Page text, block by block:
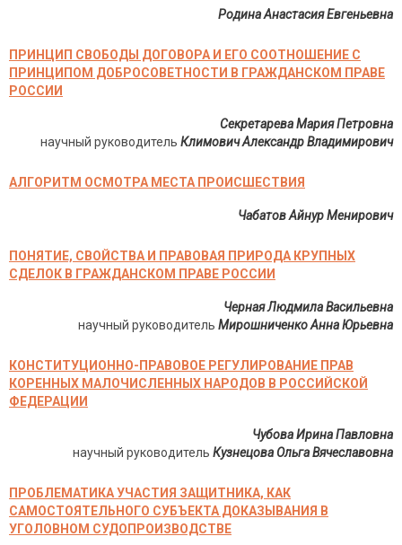
Родина Анастасия Евгеньевна
ПРИНЦИП СВОБОДЫ ДОГОВОРА И ЕГО СООТНОШЕНИЕ С
ПРИНЦИПОМ ДОБРОСОВЕТНОСТИ В ГРАЖДАНСКОМ ПРАВЕ
РОССИИ
Секретарева Мария Петровна
научный руководитель Климович Александр Владимирович
АЛГОРИТМ ОСМОТРА МЕСТА ПРОИСШЕСТВИЯ
Чабатов Айнур Менирович
ПОНЯТИЕ, СВОЙСТВА И ПРАВОВАЯ ПРИРОДА КРУПНЫХ
СДЕЛОК В ГРАЖДАНСКОМ ПРАВЕ РОССИИ
Черная Людмила Васильевна
научный руководитель Мирошниченко Анна Юрьевна
КОНСТИТУЦИОННО-ПРАВОВОЕ РЕГУЛИРОВАНИЕ ПРАВ
КОРЕННЫХ МАЛОЧИСЛЕННЫХ НАРОДОВ В РОССИЙСКОЙ
ФЕДЕРАЦИИ
Чубова Ирина Павловна
научный руководитель Кузнецова Ольга Вячеславовна
ПРОБЛЕМАТИКА УЧАСТИЯ ЗАЩИТНИКА, КАК
САМОСТОЯТЕЛЬНОГО СУБЪЕКТА ДОКАЗЫВАНИЯ В
УГОЛОВНОМ СУДОПРОИЗВОДСТВЕ